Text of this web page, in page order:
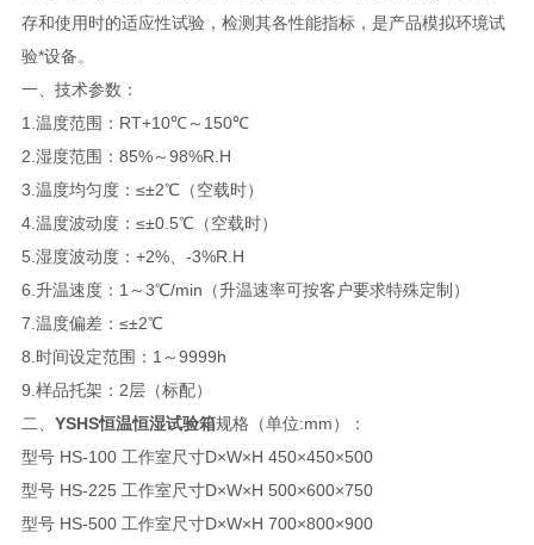
存和使用时的适应性试验，检测其各性能指标，是产品模拟环境试
验*设备。
一、技术参数：
1.温度范围：RT+10℃～150℃
2.湿度范围：85%～98%R.H
3.温度均匀度：≤±2℃（空载时）
4.温度波动度：≤±0.5℃（空载时）
5.湿度波动度：+2%、-3%R.H
6.升温速度：1～3℃/min（升温速率可按客户要求特殊定制）
7.温度偏差：≤±2℃
8.时间设定范围：1～9999h
9.样品托架：2层（标配）
二、 YSHS恒温恒湿试验箱规格（单位:mm）：
型号 HS-100 工作室尺寸D×W×H 450×450×500
型号 HS-225 工作室尺寸D×W×H 500×600×750
型号 HS-500 工作室尺寸D×W×H 700×800×900